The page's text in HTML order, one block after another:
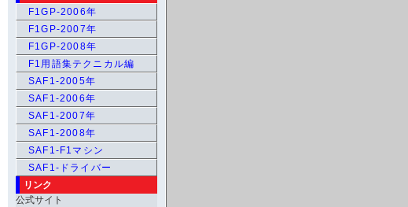
F1GP-2006年
F1GP-2007年
F1GP-2008年
F1用語集テクニカル編
SAF1-2005年
SAF1-2006年
SAF1-2007年
SAF1-2008年
SAF1-F1マシン
SAF1-ドライバー
リンク
公式サイト